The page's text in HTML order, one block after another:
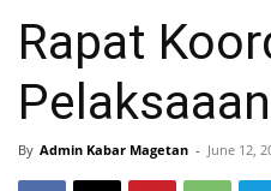
Rapat
By Admin Kabar Magetan - June 12,